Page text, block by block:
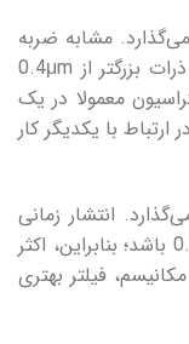
مشابه ضربه
اینرسی، رهگیری بیشترین تأثیر را روی ذرات بزرگتر از 0.4μm
معمولا در یک
ارتباط با یکدیگر کار
انتشار زمانی
اتفاق می‌افتد که قطر ذرات کمتر از 0.1μm باشد؛ بنابراین، اکثر
فیلتر بهتری